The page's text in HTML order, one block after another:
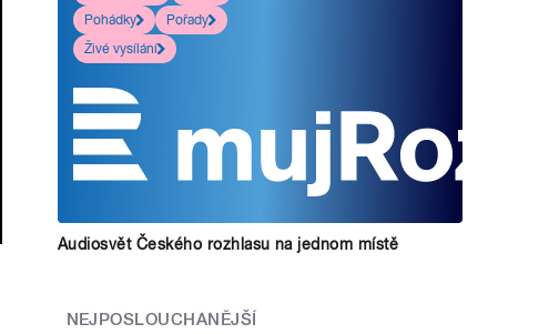
Pohádky
Pořady
Živé vysílání
Audiosvět Českého rozhlasu na jednom místě
NEJPOSLOUCHANĚJŠÍ